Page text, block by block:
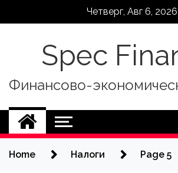
Четверг, Авг 6, 2026
Spec
Финансово-
Home Налоги Page 5